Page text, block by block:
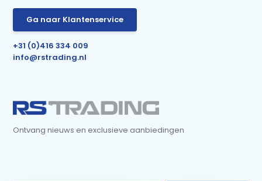
Ga naar Klantenservice
+31 (0)416 334 009
info@rstrading.nl
Ontvang nieuws en exclusieve aanbiedingen